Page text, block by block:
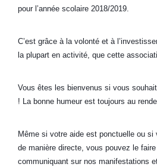
pour l’année scolaire 2018/2019.
C’est grâce à la volonté et à
la plupart en activité, que cette
Vous êtes les bienvenus si vous
! La bonne humeur est toujours au
Même si votre aide est ponctuelle ou
de manière directe, vous pouvez le
communiquant sur nos manifestations